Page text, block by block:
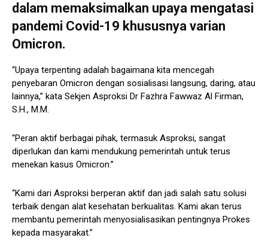
dalam memaksimalkan upaya mengatasi
pandemi Covid-19 khususnya varian
Omicron.
“Upaya terpenting adalah bagaimana kita mencegah
penyebaran Omicron dengan sosialisasi langsung, daring, atau
lainnya,” kata Sekjen Asproksi Dr Fazhra Fawwaz Al Firman,
S.H., M.M.
“Peran aktif berbagai pihak, termasuk Asproksi, sangat
diperlukan dan kami mendukung pemerintah untuk terus
menekan kasus Omicron.”
“Kami dari Asproksi berperan aktif dan jadi salah satu solusi
terbaik dengan alat kesehatan berkualitas. Kami akan terus
membantu pemerintah menyosialisasikan pentingnya Prokes
kepada masyarakat.”